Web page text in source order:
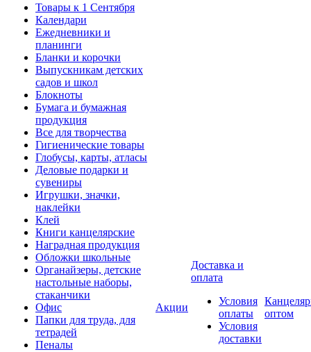
Товары к 1 Сентября
Календари
Ежедневники и
планинги
Бланки и корочки
Выпускникам детских
садов и школ
Блокноты
Бумага и бумажная
продукция
Все для творчества
Гигиенические товары
Глобусы, карты, атласы
Деловые подарки и
сувениры
Игрушки, значки,
наклейки
Клей
Книги канцелярские
Наградная продукция
Обложки школьные
Органайзеры, детские
настольные наборы,
стаканчики
Офис
Папки для труда, для
тетрадей
Пеналы
Акции
Доставка и
оплата
Условия
оплаты
Условия
доставки
оптом